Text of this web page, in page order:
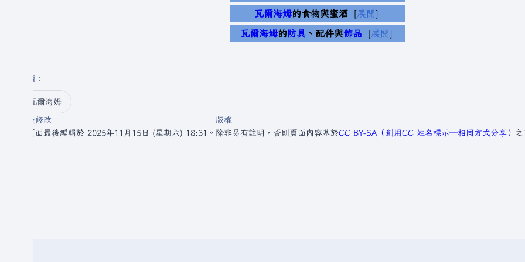
瓦爾海姆的食物與蜜酒
展開
瓦爾海姆的防具、配件與飾品 展開
分類 ：​
瓦爾海姆
最後修改
此頁面最後編輯於 2025年11月15日 (星期六) 18:31。
版權
除非另有註明，否則頁面內容基於CC BY-SA（創用CC 姓名標示─相同方式分享） 之